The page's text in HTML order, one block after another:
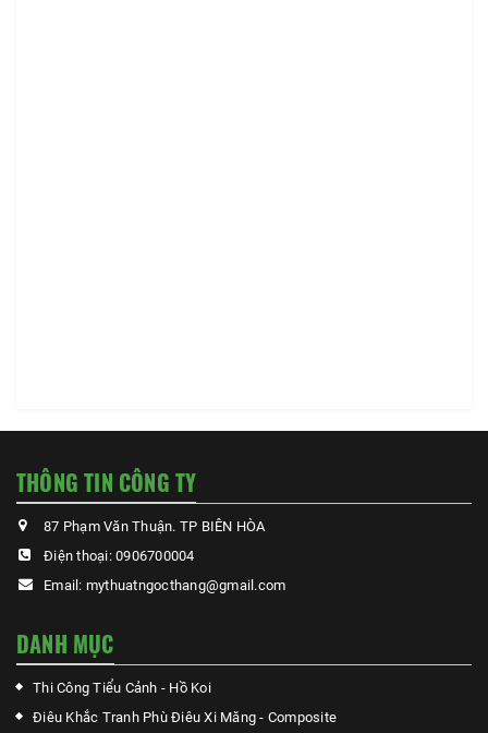
THÔNG TIN CÔNG TY
87 Phạm Văn Thuận. TP BIÊN HÒA
Điện thoại: 0906700004
Email: mythuatngocthang@gmail.com
DANH MỤC
Thi Công Tiểu Cảnh - Hồ Koi
Điêu Khắc Tranh Phù Điêu Xi Măng - Composite